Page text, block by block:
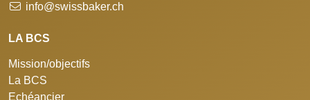
info@swissbaker.ch
LA BCS
Mission/objectifs
La BCS
Echéancier